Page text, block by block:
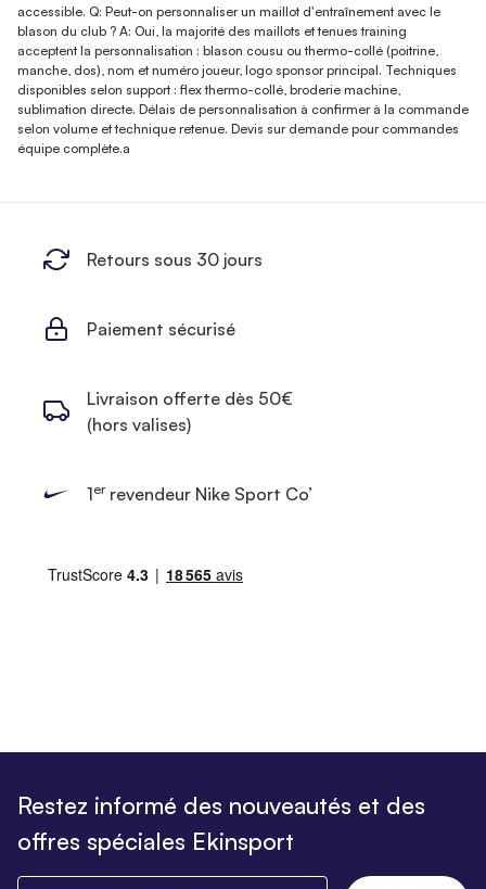
accessible. Q: Peut-on personnaliser un maillot d'entraînement avec le
blason du club ? A: Oui, la majorité des maillots et tenues training
acceptent la personnalisation : blason cousu ou thermo-collé (poitrine,
manche, dos), nom et numéro joueur, logo sponsor principal. Techniques
disponibles selon support : flex thermo-collé, broderie machine,
sublimation directe. Délais de personnalisation à confirmer à la commande
selon volume et technique retenue. Devis sur demande pour commandes
équipe complète.a
Retours sous 30 jours
Paiement sécurisé
Livraison offerte dès 50€
(hors valises)
1errevendeur Nike Sport Co’
Restez informé des nouveautés et des
offres spéciales Ekinsport